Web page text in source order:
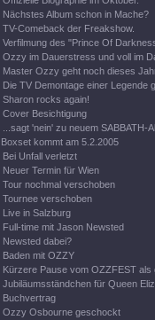
Nächstes Album schon in Mache?
TV-Comeback der Freakshow.
Verfilmung des "Prince Of
Ozzy im Dauerstress und voll im
Master Ozzy geht noch dieses
Die TV Demontage einer Legende
Sharon rocks again!
Cover Besichtigung
...sagt 'nein' zu neuem SABBATH-
Boxset kommt am 5.2.2005
Bei Unfall verletzt
Neuer Termin für Wien
Tour nochmal verschoben
Tournee verschoben
Live in Salzburg
Full-time mit Jason Newsted
Newsted dabei?
Baden mit OZZY
Kürzere Pause vom OZZFEST als
Jubiläumsständchen für Queen
Buchvertrag
Ozzy Osbourne geschockt